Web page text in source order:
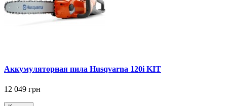
Аккумуляторная пила Husqvarna 120i KIT
12 049 грн